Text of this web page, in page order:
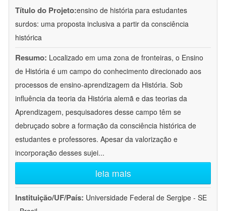
Título do Projeto:ensino de história para estudantes
surdos: uma proposta inclusiva a partir da consciência
histórica
Resumo: Localizado em uma zona de fronteiras, o Ensino
de História é um campo do conhecimento direcionado aos
processos de ensino-aprendizagem da História. Sob
influência da teoria da História alemã e das teorias da
Aprendizagem, pesquisadores desse campo têm se
debruçado sobre a formação da consciência histórica de
estudantes e professores. Apesar da valorização e
incorporação desses sujei...
leia mais
Instituição/UF/País: Universidade Federal de Sergipe - SE